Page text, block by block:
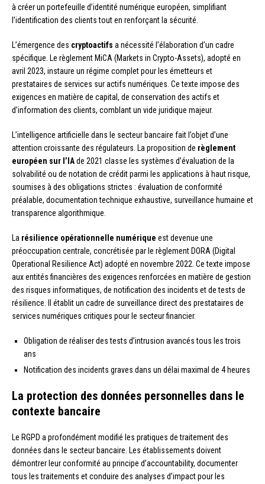
à créer un portefeuille d’identité numérique européen, simplifiant
l’identification des clients tout en renforçant la sécurité.
L’émergence des cryptoactifs a nécessité l’élaboration d’un cadre
spécifique. Le règlement MiCA (Markets in Crypto-Assets), adopté en
avril 2023, instaure un régime complet pour les émetteurs et
prestataires de services sur actifs numériques. Ce texte impose des
exigences en matière de capital, de conservation des actifs et
d’information des clients, comblant un vide juridique majeur.
L’intelligence artificielle dans le secteur bancaire fait l’objet d’une
attention croissante des régulateurs. La proposition de règlement
européen sur l’IAde 2021 classe les systèmes d’évaluation de la
solvabilité ou de notation de crédit parmi les applications à haut risque,
soumises à des obligations strictes : évaluation de conformité
préalable, documentation technique exhaustive, surveillance humaine et
transparence algorithmique.
La résilience opérationnelle numérique est devenue une
préoccupation centrale, concrétisée par le règlement DORA (Digital
Operational Resilience Act) adopté en novembre 2022. Ce texte impose
aux entités financières des exigences renforcées en matière de gestion
des risques informatiques, de notification des incidents et de tests de
résilience. Il établit un cadre de surveillance direct des prestataires de
services numériques critiques pour le secteur financier.
Obligation de réaliser des tests d’intrusion avancés tous les trois
ans
Notification des incidents graves dans un délai maximal de 4 heures
La protection des données personnelles dans le
contexte bancaire
Le RGPD a profondément modifié les pratiques de traitement des
données dans le secteur bancaire. Les établissements doivent
démontrer leur conformité au principe d’accountability, documenter
tous les traitements et conduire des analyses d’impact pour les